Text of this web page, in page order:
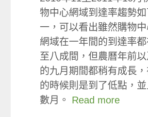
物中心網域到達率趨勢如
一，可以看出雖然購物中
網域在一年間的到達率
至八成間，但農曆年前
的九月期間都稍有成長
的時候則是到了低點，
數月。 Read more